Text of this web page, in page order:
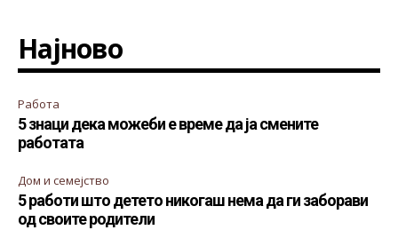
Најново
Работа
5 знаци дека можеби е време да ја смените
работата
Дом и семејство
5 работи што детето никогаш нема да ги заборави
од своите родители